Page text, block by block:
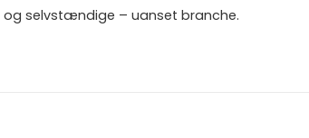
selvstændige – uanset branche.